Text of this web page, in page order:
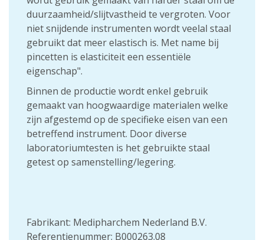
duurzaamheid/slijtvastheid te vergroten. Voor
niet snijdende instrumenten wordt veelal staal
gebruikt dat meer elastisch is. Met name bij
pincetten is elasticiteit een essentiële
eigenschap".
Binnen de productie wordt enkel gebruik
gemaakt van hoogwaardige materialen welke
zijn afgestemd op de specifieke eisen van een
betreffend instrument. Door diverse
laboratoriumtesten is het gebruikte staal
getest op samenstelling/legering.
Fabrikant: Medipharchem Nederland B.V.
Referentienummer: B000263.08